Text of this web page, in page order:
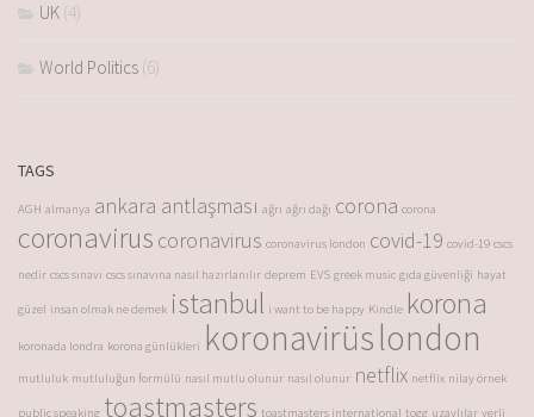
UK (4)
World Politics (6)
TAGS
AGH almanya ankara antlaşması ağrı ağrı dağı corona corona
coronavirus coronavirus coronavirus london covid-19 covid-19 cscs
nedir cscs sınavı cscs sınavına nasıl hazırlanılır deprem EVS greek music gıda güvenliği hayat
güzel insan olmak ne demek istanbul i want to be happy Kindle korona
koronada londra korona günlükleri koronavirüslondon
mutluluk mutluluğun formülü nasıl mutlu olunur nasıl olunur netflix netflix nilay örnek
public speaking toastmasters toastmasters international togg uzaylılar yerli